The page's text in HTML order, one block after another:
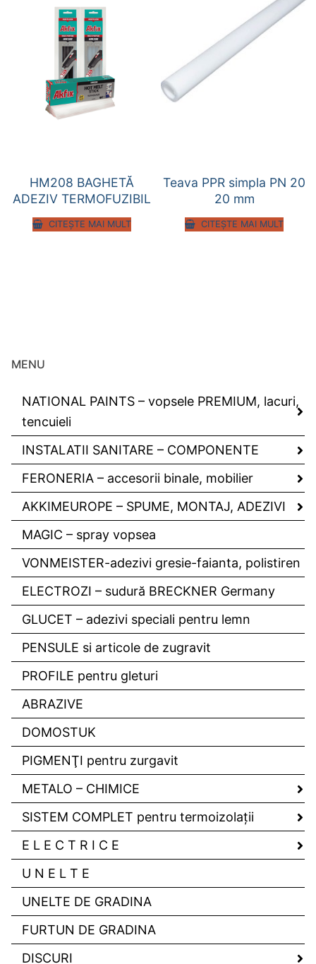
HM208 BAGHETĂ
ADEZIV TERMOFUZIBIL
CITEȘTE MAI MULT
Teava PPR simpla PN 20
20 mm
CITEȘTE MAI MULT
MENU
NATIONAL PAINTS – vopsele PREMIUM, lacuri,
tencuieli
INSTALATII SANITARE – COMPONENTE
FERONERIA – accesorii binale, mobilier
AKKIMEUROPE – SPUME, MONTAJ, ADEZIVI
MAGIC – spray vopsea
VONMEISTER-adezivi gresie-faianta, polistiren
ELECTROZI – sudură BRECKNER Germany
GLUCET – adezivi speciali pentru lemn
PENSULE si articole de zugravit
PROFILE pentru gleturi
ABRAZIVE
DOMOSTUK
PIGMENŢI pentru zurgavit
METALO – CHIMICE
SISTEM COMPLET pentru termoizolaţii
E L E C T R I C E
U N E L T E
UNELTE DE GRADINA
FURTUN DE GRADINA
DISCURI